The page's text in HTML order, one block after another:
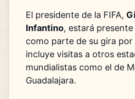
El presidente de la FIFA,
Infantino, estará
como parte de su gira por
incluye visitas a otros
mundialistas como el de
Guadalajara.